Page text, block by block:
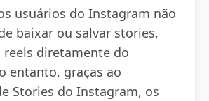
usuários do Instagram não
baixar ou salvar stories,
reels diretamente do
entanto, graças ao
Stories do Instagram, os